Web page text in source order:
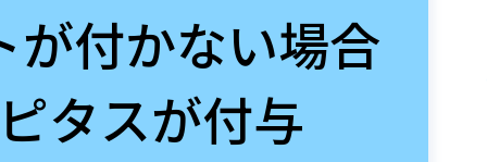
が付かない場合
タスが付与